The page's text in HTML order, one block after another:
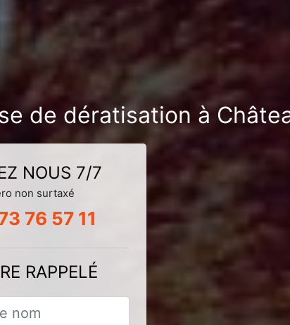
de dératisation à
NOUS 7/7
non surtaxé
76 57 11
RAPPELÉ